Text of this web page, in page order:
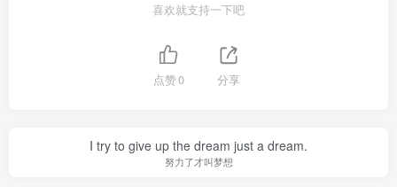
喜欢就支持一下吧
点赞0 分享
I try to give up the dream just a dream.
努力了才叫梦想